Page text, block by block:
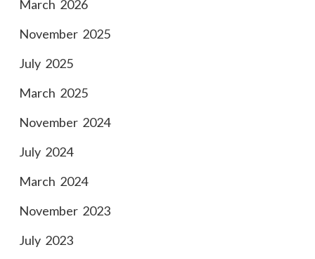
March 2026
November 2025
July 2025
March 2025
November 2024
July 2024
March 2024
November 2023
July 2023